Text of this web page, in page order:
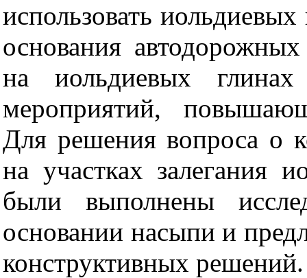
использовать иольдиевых
основания
на иольдиевых глинах
мероприятий,
Для решения вопроса о
на участках залегания
были выполнены
основании насыпи и
конструктивных решений.